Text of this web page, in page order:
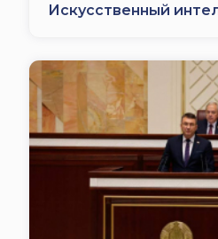
Искусственный